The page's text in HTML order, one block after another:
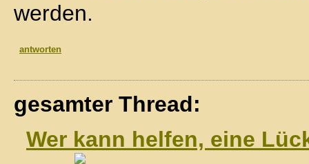
werden.
antworten
gesamter Thread:
Wer kann helfen, eine